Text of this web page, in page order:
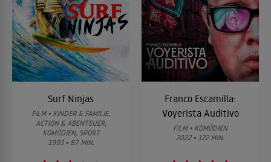
Surf Ninjas
FILM • KINDER & FAMILIE,
ACTION & ABENTEUER,
KOMÖDIEN, SPORT
1993 • 87 MIN.
Franco Escamilla:
Voyerista Auditivo
FILM • KOMÖDIEN
2022 • 122 MIN.